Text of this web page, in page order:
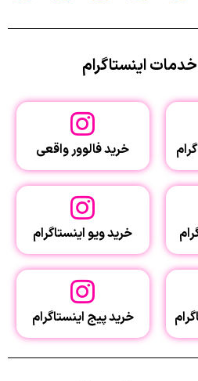
اینستاگرام
خرید فالوور واقعی
خرید ویو اینستاگرام
خرید پیج اینستاگرام